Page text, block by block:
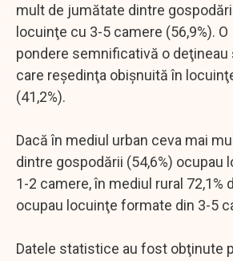
mult de jumătate dintre
locuinţe cu 3-5 camere (56,9%). O
pondere semnificativă o deţineau
care reşedinţa obişnuită în
(41,2%).
Dacă în mediul urban ceva mai
dintre gospodării (54,6%) ocupau
1-2 camere, în mediul rural 72,1%
ocupau locuinţe formate din 3-5
Datele statistice au fost obţinute